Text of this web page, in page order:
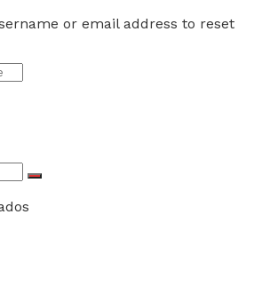
or email address to reset